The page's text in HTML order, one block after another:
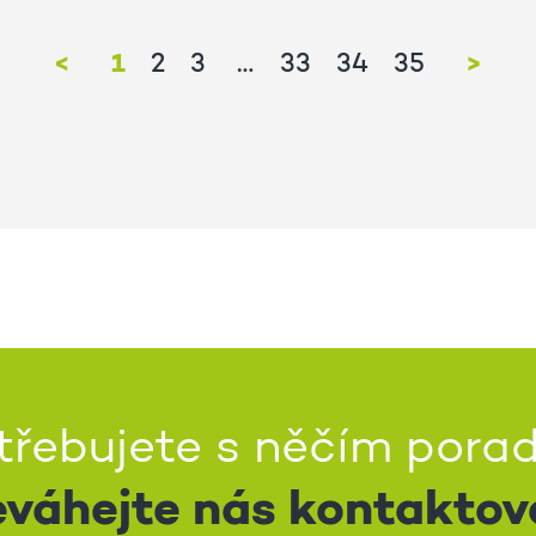
< 1 2 3 33 34 35 >
s něčím
nás